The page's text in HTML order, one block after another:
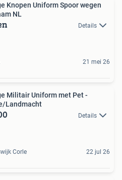
Knopen Uniform Spoor wegen
NL
Details
21 mei 26
Militair Uniform met Pet -
Landmacht
Details
Corle 22 jul 26